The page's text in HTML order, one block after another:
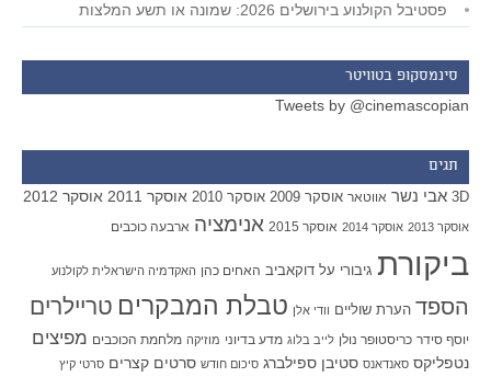
פסטיבל הקולנוע בירושלים 2026: שמונה או תשע המלצות
סינמסקופ בטוויטר
Tweets by @cinemascopian
תגים
3D אבי נשר אווטאר אוסקר 2009 אוסקר 2010 אוסקר 2011 אוסקר 2012
אוסקר 2013 אוסקר 2014 אוסקר 2015 אנימציה ארבעה כוכבים
ביקורת גיבורי על דוקאביב האחים כהן האקדמיה הישראלית לקולנוע
הספד הערת שוליים וודי אלן טבלת המבקרים טריילרים
יוסף סידר כריסטופר נולן לייב בלוג מדע בדיוני מוזיקה מלחמת הכוכבים מפיצים
נטפליקס סאנדאנס סטיבן ספילברג סיכום חודש סרטים קצרים סרטי קיץ